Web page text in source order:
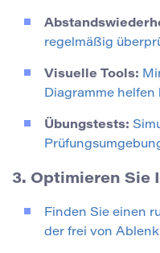
regelmäßig
Visuelle Tools:
Diagramme
Übungstests:
3. Optimieren Sie
Finden Sie einen
der frei von